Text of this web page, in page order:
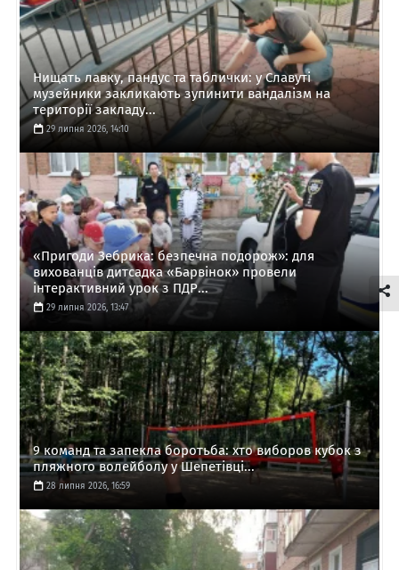
Нищать лавку, пандус та таблички: у Славуті
музейники закликають зупинити вандалізм на
території закладу...
29 липня 2026, 14:10
«Пригоди Зебрика: безпечна подорож»: для
вихованців дитсадка «Барвінок» провели
інтерактивний урок з ПДР...
29 липня 2026, 13:47
9 команд та запекла боротьба: хто виборов кубок з
пляжного волейболу у Шепетівці...
28 липня 2026, 16:59